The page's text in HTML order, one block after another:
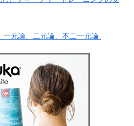
元論、二元論、不二一元論